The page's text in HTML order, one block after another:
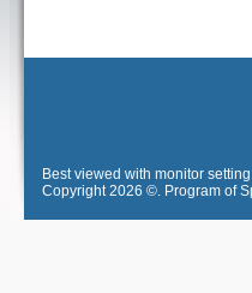
Best viewed with monitor
Copyright 2026 ©. Program of